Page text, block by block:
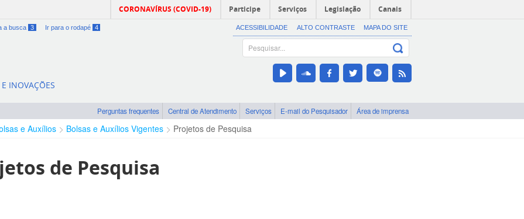
CORONAVÍRUS (COVID-19) Participe Serviços Legislação Canais
a busca 3 Ir para o rodapé 4 ACESSIBILIDADE ALTO CONTRASTE MAPA DO SITE
INOVAÇÕES
Perguntas frequentes Central de Atendimento Serviços E-mail do Pesquisador Área de imprensa
e Auxílios Bolsas e Auxílios Vigentes Projetos de Pesquisa
de Pesquisa